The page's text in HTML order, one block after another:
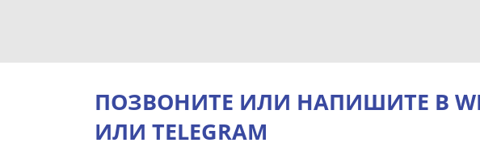
ПОЗВОНИТЕ ИЛИ НАПИШИТЕ В
ИЛИ TELEGRAM